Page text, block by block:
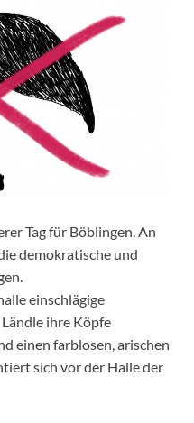
Tag für Böblingen. An
demokratische und
einschlägige
ihre Köpfe
einen farblosen, arischen
sich vor der Halle der